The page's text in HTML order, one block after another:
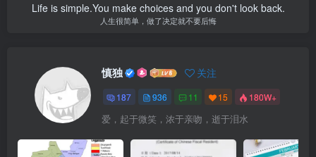
Life is simple.You make choices and you don't look back.
人生很简单，做了决定就不要后悔
慎独 关注
187 936 11 15 180W+
爱，起于微笑，浓于亲吻，逝于泪水